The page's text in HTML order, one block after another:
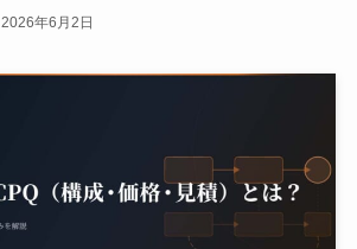
2026年6月2日